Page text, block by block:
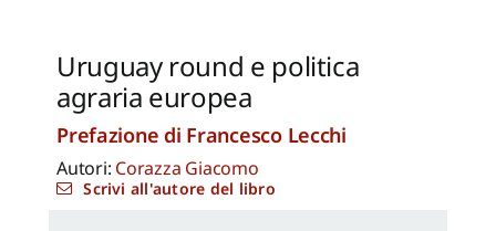
Uruguay round e politica
agraria europea
Prefazione di Francesco Lecchi
Autori: Corazza Giacomo
Scrivi all'autore del libro